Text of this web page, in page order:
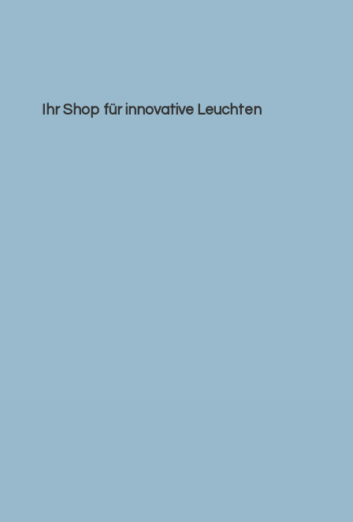
Ihr Shop fürinnovative Leuchten